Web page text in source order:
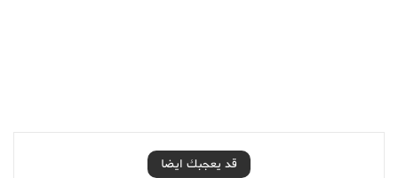
قد يعجبك ايضا